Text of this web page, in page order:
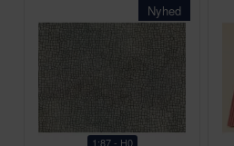
Nyhed
1:87 - H0